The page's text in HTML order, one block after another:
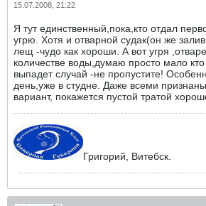
15.07.2008, 21:22
Я тут единственный,пока,кто отдал
угрю. Хотя и отварной судак(он же
лещ -чудо как хороши. А вот угря
количестве воды,думаю просто мало
выпадет случай -не пропустите!
день,уже в студне. Даже всеми
вариант, покажется пустой тратой
Григорий, Витебск.